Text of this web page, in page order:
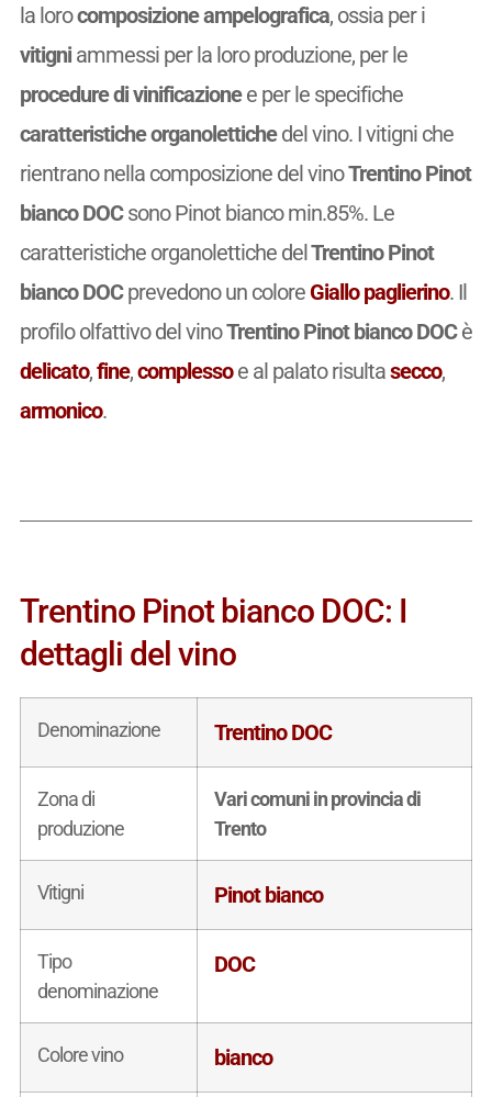
la lorocomposizione ampelografica, ossia per i
vitigniammessi per la loro produzione, per le
procedure di vinificazionee per le specifiche
caratteristiche organolettichedel vino. I vitigni che
rientrano nella composizione del vinoTrentino Pinot
bianco DOCsono Pinot bianco min.85%. Le
caratteristiche organolettiche delTrentino Pinot
bianco DOCprevedono un colore Giallo paglierino. Il
profilo olfattivo del vinoTrentino Pinot bianco DOCè
delicato,fine,complessoe al palato risultasecco,
armonico.
Trentino Pinot bianco DOC: I
dettagli del vino
Denominazione Trentino DOC
Zona di
produzione
Vari comuni in provincia di
Trento
Vitigni Pinot bianco
Tipo
denominazione
DOC
Colore vino bianco